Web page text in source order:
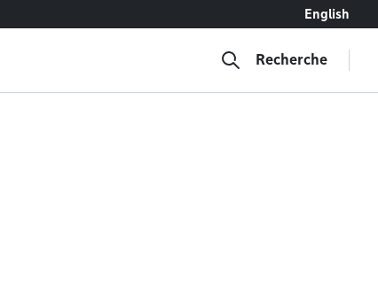
English
Recherche